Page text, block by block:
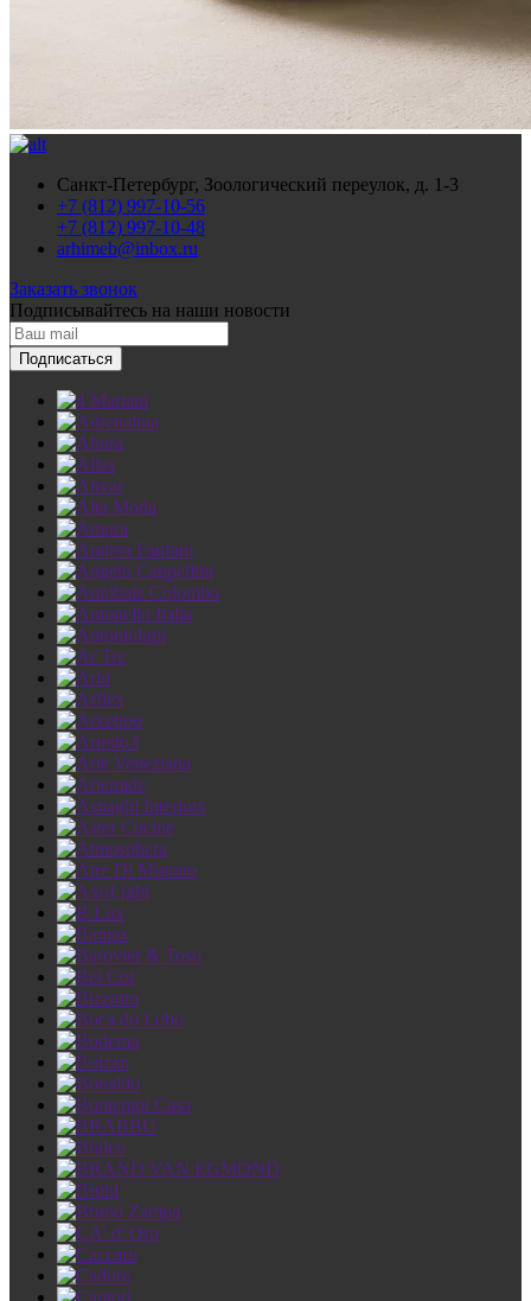
Санкт-Петербург, Зоологический переулок, д. 1-3
+7 (812) 997-10-56
+7 (812) 997-10-48
arhimeb@inbox.ru
Заказать звонок
Подписывайтесь на наши новости